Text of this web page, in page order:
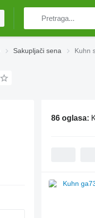
Sakupljači sena Kuhn
86 oglasa: